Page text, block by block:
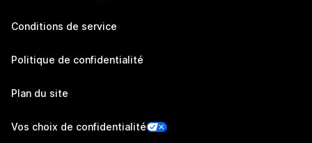
Conditions de service
Politique de confidentialité
Plan du site
Vos choix de confidentialité